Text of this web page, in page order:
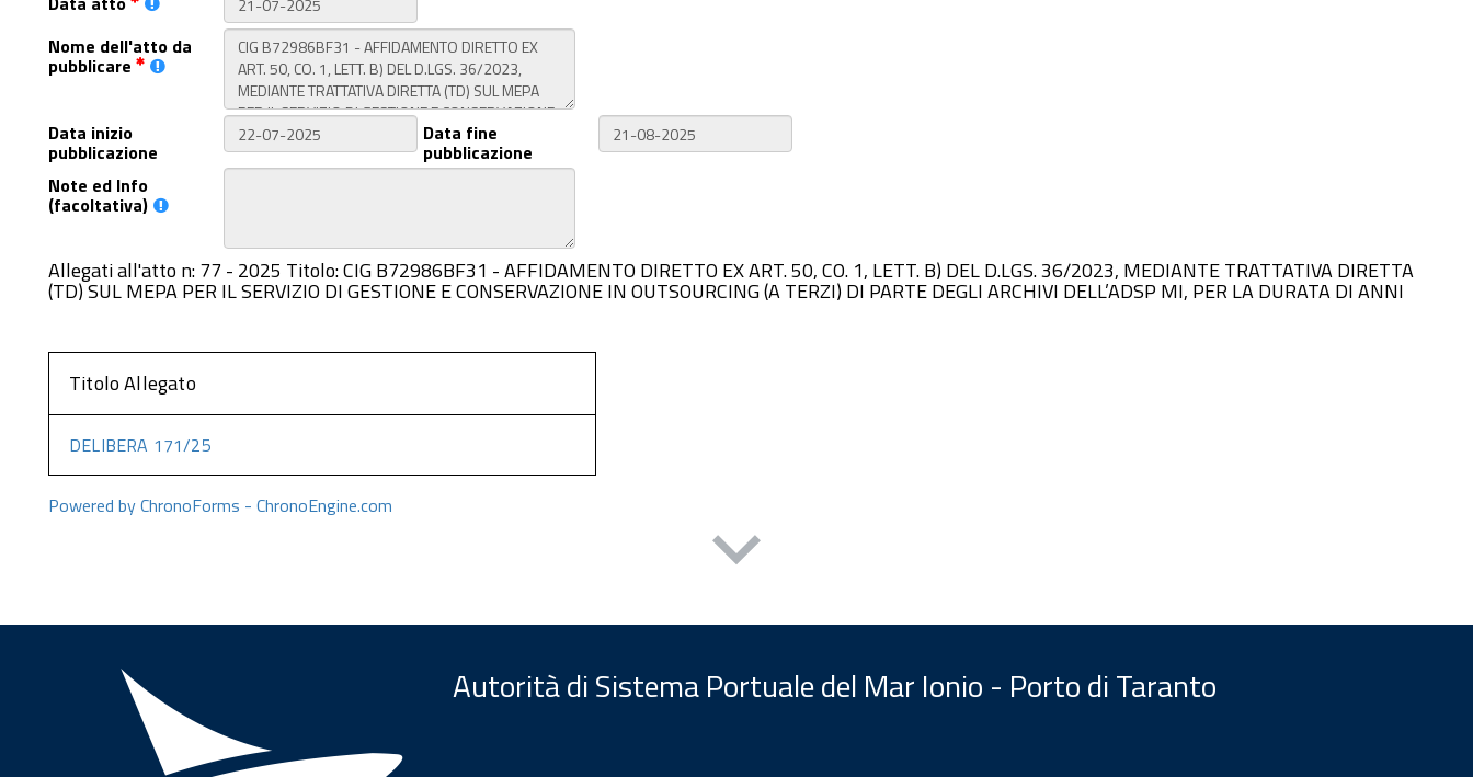
Nome dell'atto da
pubblicare
Data inizio
pubblicazione
Data fine
pubblicazione
Note ed Info
(facoltativa)
Allegati all'atto n: 77 - 2025 Titolo: CIG B72986BF31 - AFFIDAMENTO DIRETTO EX ART. 50, CO. 1, LETT. B) DEL D.LGS. 36/2023, MEDIANTE TRATTATIVA DIRETTA
(TD) SUL MEPA PER IL SERVIZIO DI GESTIONE E CONSERVAZIONE IN OUTSOURCING (A TERZI) DI PARTE DEGLI ARCHIVI DELL’ADSP MI, PER LA DURATA DI ANNI
Titolo Allegato
DELIBERA 171/25
Powered by ChronoForms - ChronoEngine.com
Autorità di Sistema Portuale del Mar Ionio - Porto di Taranto